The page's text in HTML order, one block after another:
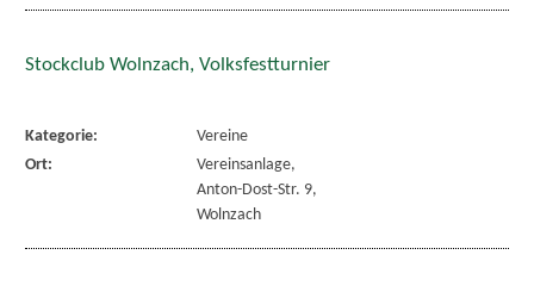
Stockclub Wolnzach, Volksfestturnier
Kategorie:
Vereine
Ort:
Vereinsanlage,
Anton-Dost-Str. 9,
Wolnzach